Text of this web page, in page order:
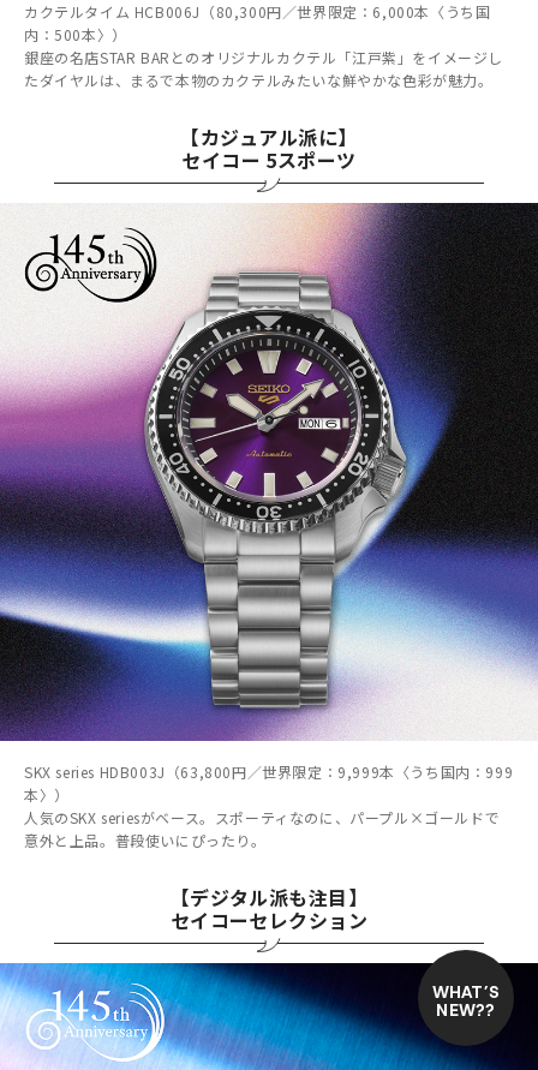
WHAT’S
NEW??
カクテルタイム HCB006J（80,300円／世界限定：6,000本〈うち国
内：500本〉）
銀座の名店STAR BARとのオリジナルカクテル「江戸紫」をイメージし
たダイヤルは、まるで本物のカクテルみたいな鮮やかな色彩が魅力。
【カジュアル派に】
セイコー 5スポーツ
SKX series HDB003J（63,800円／世界限定：9,999本〈うち国内：999
本〉）
人気のSKX seriesがベース。スポーティなのに、パープル×ゴールドで
意外と上品。普段使いにぴったり。
【デジタル派も注目】
セイコーセレクション